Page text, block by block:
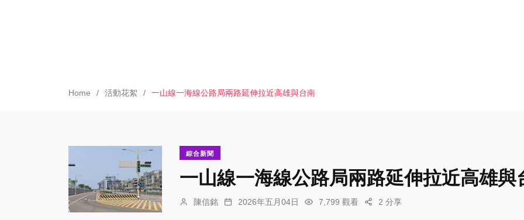
Home 活動花絮 一山線一海線公路局兩路延伸拉近高雄與台南
綜合新聞
一山線一海線公路局兩路延伸拉近高雄與
陳信銘 2026年五月04日 7,799 觀看 2 分享